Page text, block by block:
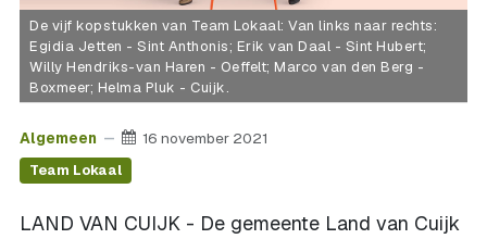
De vijf kopstukken van Team Lokaal: Van links naar rechts:
Egidia Jetten - Sint Anthonis; Erik van Daal - Sint Hubert;
Willy Hendriks-van Haren - Oeffelt; Marco van den Berg -
Boxmeer; Helma Pluk - Cuijk.
Algemeen 16 november 2021
Team Lokaal
LAND VAN CUIJK - De gemeente Land van Cuijk